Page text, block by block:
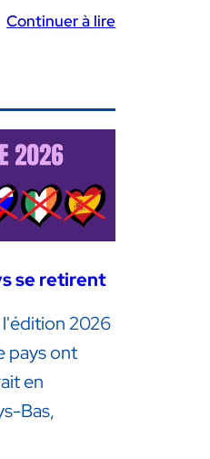
Continuer à lire
se retirent
l'édition 2026
pays ont
en
Bas,